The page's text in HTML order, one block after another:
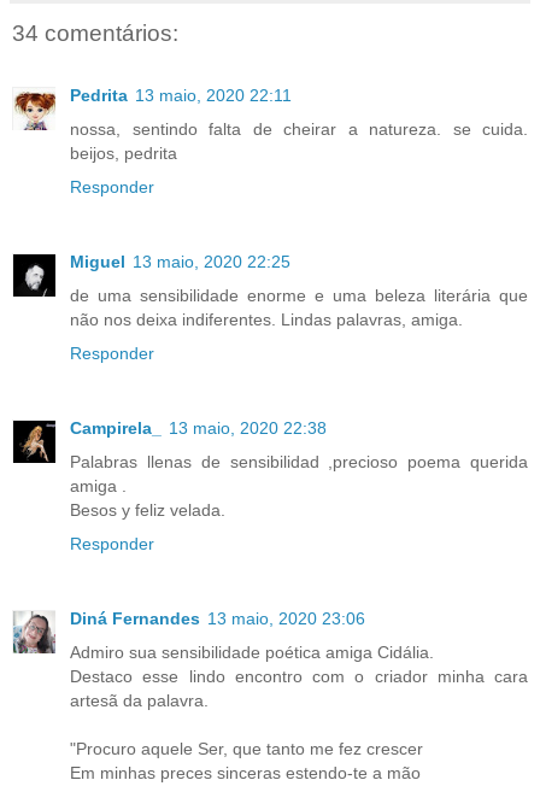
34 comentários:
Pedrita 13 maio, 2020 22:11
nossa, sentindo falta de cheirar a natureza. se cuida.
beijos, pedrita
Responder
Miguel 13 maio, 2020 22:25
de uma sensibilidade enorme e uma beleza literária que
não nos deixa indiferentes. Lindas palavras, amiga.
Responder
Campirela_
13 maio, 2020 22:38
Palabras llenas de sensibilidad ,precioso poema querida
amiga .
Besos y feliz velada.
Responder
Diná Fernandes 13 maio, 2020 23:06
Admiro sua sensibilidade poética amiga Cidália.
Destaco esse lindo encontro com o criador minha cara
artesã da palavra.
"Procuro aquele Ser, que tanto me fez crescer
Em minhas preces sinceras estendo-te a mão